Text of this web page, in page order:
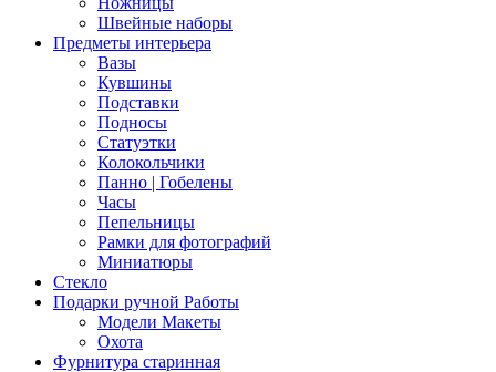
Швейные наборы
Предметы интерьера
Вазы
Кувшины
Подставки
Подносы
Статуэтки
Колокольчики
Панно | Гобелены
Часы
Пепельницы
Рамки для фотографий
Миниатюры
Стекло
Подарки ручной Работы
Модели Макеты
Охота
Фурнитура старинная